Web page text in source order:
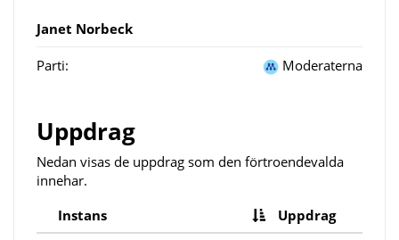
Janet Norbeck
Moderaterna
Parti:
Uppdrag
Nedan visas de uppdrag som den förtroendevalda
innehar.
Instans
Uppdrag